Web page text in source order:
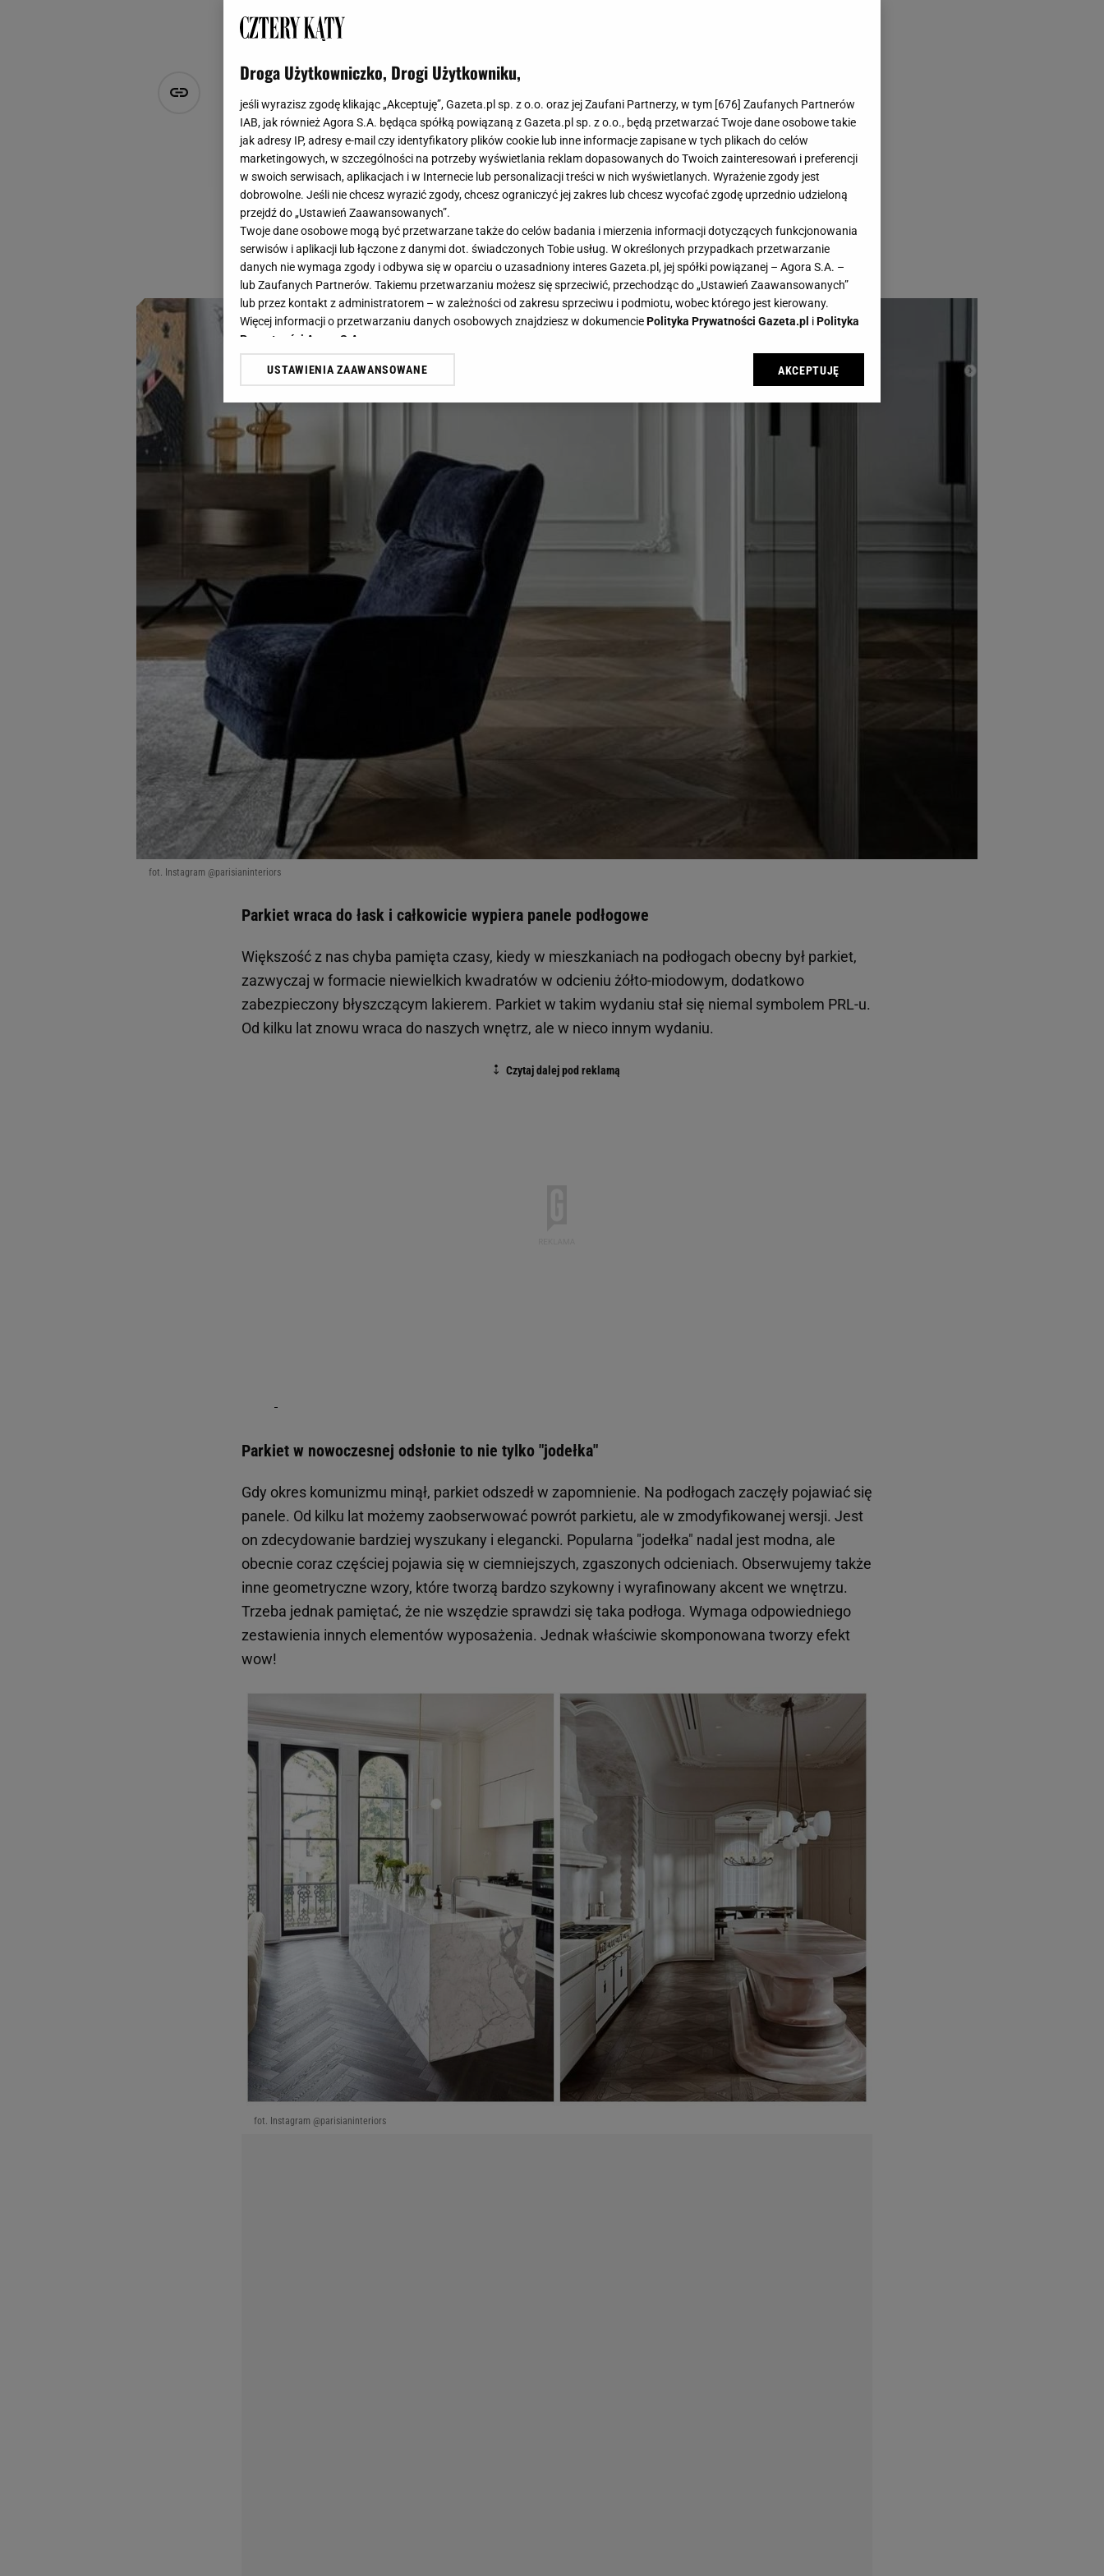
Parkiet od kilku lat wraca do łask. W 2025 zagości w
naszych domach na dobre, ale w nowoczesnej odsłonie
Agnieszka Hasiec
27 stycznia 2025, 16:40
Trendy w designie zataczają koło, podobnie jak moda. To, co było modne kiedyś powraca
często po latach, ale czy w takiej samej formie? Nie zawsze! Parkiet jest tego najlepszym
przykładem.
fot. Instagram @parisianinteriors
Parkiet wraca do łask i całkowicie wypiera panele podłogowe
Większość z nas chyba pamięta czasy, kiedy w mieszkaniach na podłogach obecny był parkiet,
zazwyczaj w formacie niewielkich kwadratów w odcieniu żółto-miodowym, dodatkowo
zabezpieczony błyszczącym lakierem. Parkiet w takim wydaniu stał się niemal symbolem PRL-u.
Od kilku lat znowu wraca do naszych wnętrz, ale w nieco innym wydaniu.
Parkiet w nowoczesnej odsłonie to nie tylko "jodełka"
Gdy okres komunizmu minął, parkiet odszedł w zapomnienie. Na podłogach zaczęły pojawiać się
panele. Od kilku lat możemy zaobserwować powrót parkietu, ale w zmodyfikowanej wersji. Jest
on zdecydowanie bardziej wyszukany i elegancki. Popularna "jodełka" nadal jest modna, ale
obecnie coraz częściej pojawia się w ciemniejszych, zgaszonych odcieniach. Obserwujemy także
inne geometryczne wzory, które tworzą bardzo szykowny i wyrafinowany akcent we wnętrzu.
Trzeba jednak pamiętać, że nie wszędzie sprawdzi się taka podłoga. Wymaga odpowiedniego
zestawienia innych elementów wyposażenia. Jednak właściwie skomponowana tworzy efekt
wow!
fot. Instagram @parisianinteriors
Droga Użytkowniczko, Drogi Użytkowniku,
jeśli wyrazisz zgodę klikając „Akceptuję”, Gazeta.pl sp. z o.o. oraz jej Zaufani Partnerzy, w tym [676] Zaufanych Partnerów
IAB, jak również Agora S.A. będąca spółką powiązaną z Gazeta.pl sp. z o.o., będą przetwarzać Twoje dane osobowe takie
jak adresy IP, adresy e-mail czy identyfikatory plików cookie lub inne informacje zapisane w tych plikach do celów
marketingowych, w szczególności na potrzeby wyświetlania reklam dopasowanych do Twoich zainteresowań i preferencji
w swoich serwisach, aplikacjach i w Internecie lub personalizacji treści w nich wyświetlanych. Wyrażenie zgody jest
dobrowolne. Jeśli nie chcesz wyrazić zgody, chcesz ograniczyć jej zakres lub chcesz wycofać zgodę uprzednio udzieloną
przejdź do „Ustawień Zaawansowanych”.
Twoje dane osobowe mogą być przetwarzane także do celów badania i mierzenia informacji dotyczących funkcjonowania
serwisów i aplikacji lub łączone z danymi dot. świadczonych Tobie usług. W określonych przypadkach przetwarzanie
danych nie wymaga zgody i odbywa się w oparciu o uzasadniony interes Gazeta.pl, jej spółki powiązanej – Agora S.A. –
lub Zaufanych Partnerów. Takiemu przetwarzaniu możesz się sprzeciwić, przechodząc do „Ustawień Zaawansowanych”
lub przez kontakt z administratorem – w zależności od zakresu sprzeciwu i podmiotu, wobec którego jest kierowany.
Więcej informacji o przetwarzaniu danych osobowych znajdziesz w dokumenciePolityka Prywatności Gazeta.pl iPolityka
Prywatności Agora S.A.
Klikając „Akceptuję” wyrażasz też zgodę na zainstalowanie i przechowywanie plików cookie Gazeta.pl sp. z o.o., jej
dotyczące plików cookie, wywołując narzędzie do zarządzania twoimi preferencjami dot. przetwarzania danych poprzez
odnośnik „Ustawienia prywatności ” w stopce serwisu i przechodząc do „Ustawień Zaawansowanych”. Zmiana ustawień
My, nasi Zaufani Partnerzy i Agora S.A. możemy przetwarzać dane osobowe w następujących celach:
Użycie dokładnych danych geolokalizacyjnych. Aktywne skanowanie charakterystyki urządzenia do celów identyfikacji.
Przechowywanie informacji na urządzeniu lub dostęp do nich. Spersonalizowane reklamy i treści, pomiar reklam i treści,
badnie odbiorców i ulepszanie usług.Lista Zaufanych Partnerów
USTAWIENIA ZAAWANSOWANE AKCEPTUJĘ